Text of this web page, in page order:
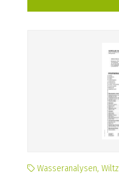
Wasseranalysen, Wiltz